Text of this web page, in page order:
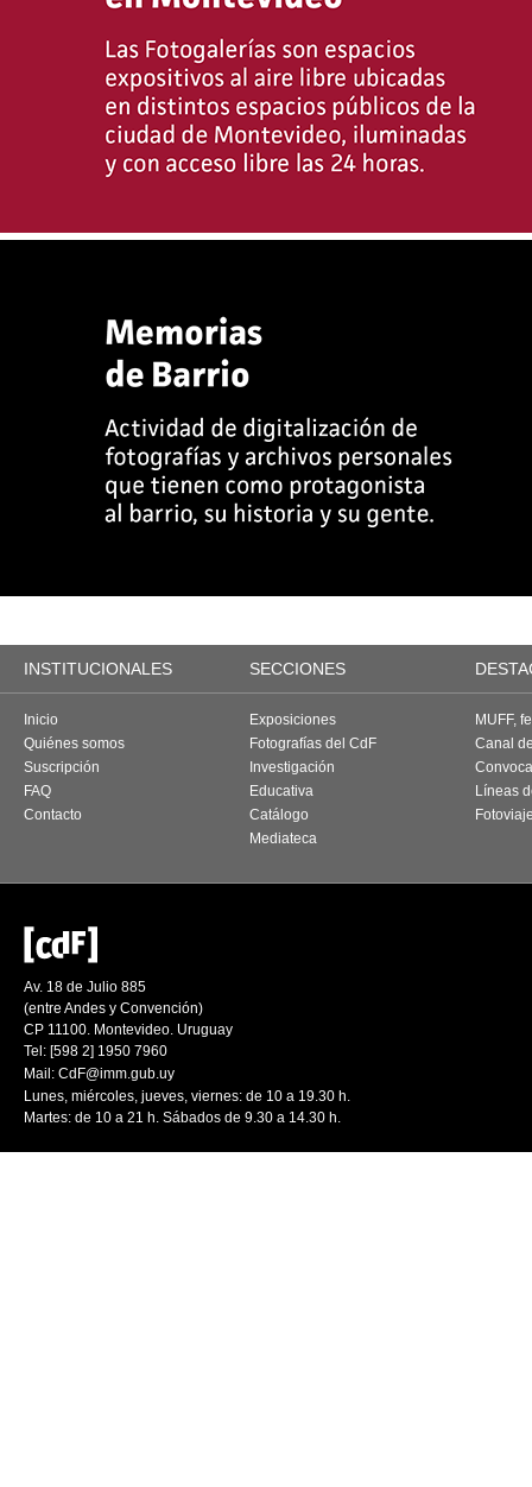
INSTITUCIONALES SECCIONES
Inicio
Quiénes somos
Suscripción
FAQ
Contacto
Exposiciones
Fotografías del CdF
Investigación
Educativa
Catálogo
Mediateca
MUFF,
Canal
Líneas
Av. 18 de Julio 885
(entre Andes y Convención)
CP 11100. Montevideo. Uruguay
Tel: [598 2] 1950 7960
Mail: CdF@imm.gub.uy
Lunes, miércoles, jueves, viernes: de 10 a 19.30 h.
Martes: de 10 a 21 h. Sábados de 9.30 a 14.30 h.